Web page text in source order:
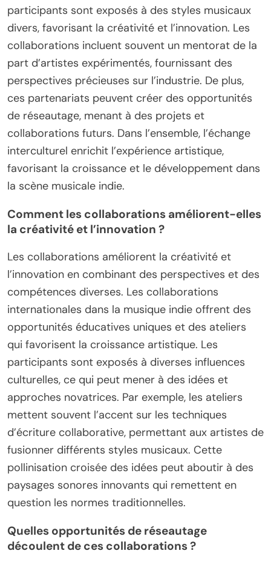
participants sont exposés à des styles musicaux
divers, favorisant la créativité et l’innovation. Les
collaborations incluent souvent un mentorat de la
part d’artistes expérimentés, fournissant des
perspectives précieuses sur l’industrie. De plus,
ces partenariats peuvent créer des opportunités
de réseautage, menant à des projets et
collaborations futurs. Dans l’ensemble, l’échange
interculturel enrichit l’expérience artistique,
favorisant la croissance et le développement dans
la scène musicale indie.
Comment les collaborations améliorent-elles
la créativité et l’innovation ?
Les collaborations améliorent la créativité et
l’innovation en combinant des perspectives et des
compétences diverses. Les collaborations
internationales dans la musique indie offrent des
opportunités éducatives uniques et des ateliers
qui favorisent la croissance artistique. Les
participants sont exposés à diverses influences
culturelles, ce qui peut mener à des idées et
approches novatrices. Par exemple, les ateliers
mettent souvent l’accent sur les techniques
d’écriture collaborative, permettant aux artistes de
fusionner différents styles musicaux. Cette
pollinisation croisée des idées peut aboutir à des
paysages sonores innovants qui remettent en
question les normes traditionnelles.
Quelles opportunités de réseautage
découlent de ces collaborations ?